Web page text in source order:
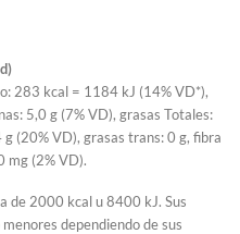
283 kcal = 1184 kJ (14% VD*),
5,0 g (7% VD), grasas Totales:
(20% VD), grasas trans: 0 g, fibra
mg (2% VD).
de 2000 kcal u 8400 kJ. Sus
dependiendo de sus